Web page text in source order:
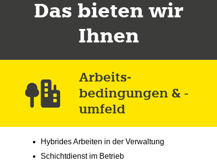
Das bieten wir
Ihnen
Arbeits­
bedingungen & -
umfeld
Hybrides Arbeiten in der Verwaltung
Schichtdienst im Betrieb